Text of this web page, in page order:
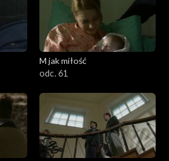
M jak miłość
odc. 61